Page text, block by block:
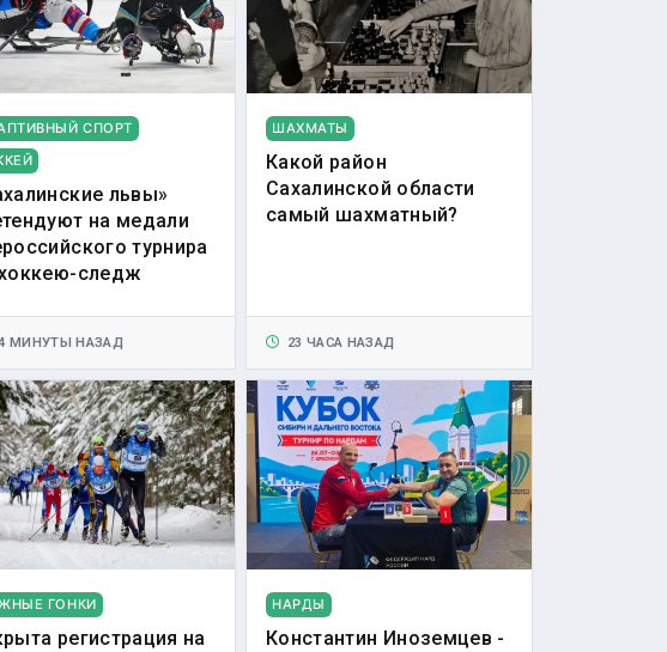
СПОРТ
львы»
на медали
турнира
следж
МИНУТЫ НАЗАД
ШАХМАТЫ
Какой район
Сахалинской области
самый шахматный?
23 ЧАСА НАЗАД
ГОНКИ
регистрация на
НАРДЫ
Константин Иноземцев -